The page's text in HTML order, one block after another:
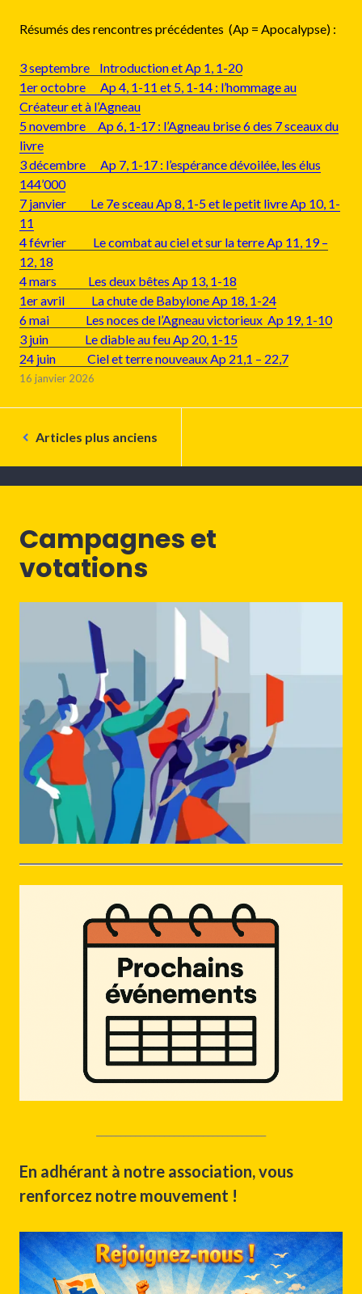
Résumés des rencontres précédentes (Ap = Apocalypse) :
3 septembre Introduction et Ap 1, 1-20
1er octobre Ap 4, 1-11 et 5, 1-14 : l’hommage au
Créateur et à l’Agneau
5 novembre Ap 6, 1-17 : l’Agneau brise 6 des 7 sceaux du
livre
3 décembre Ap 7, 1-17 : l’espérance dévoilée, les élus
144’000
7 janvier Le 7e sceau Ap 8, 1-5 et le petit livre Ap 10, 1-
11
4 février Le combat au ciel et sur la terre Ap 11, 19 –
12, 18
4 mars Les deux bêtes Ap 13, 1-18
1er avril La chute de Babylone Ap 18, 1-24
6 mai Les noces de l’Agneau victorieux Ap 19, 1-10
3 juin Le diable au feu Ap 20, 1-15
24 juin Ciel et terre nouveaux Ap 21,1 – 22,7
16 janvier 2026
des
articles
Articles plus anciens
Campagnes et
votations
En adhérant à notre association, vous
renforcez notre mouvement !